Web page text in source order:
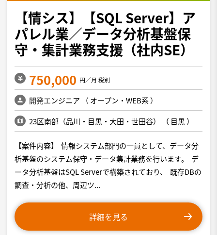
【情シス】【SQL Server】ア
パレル業／データ分析基盤保
守・集計業務支援（社内SE）
750,000 円／月 税別
開発エンジニア （ オープン・WEB系）
23区南部（品川・目黒・大田・世田谷） （ 目黒）
【案件内容】 情報システム部門の一員として、データ分
析基盤のシステム保守・データ集計業務を行います。 デ
ータ分析基盤はSQL Serverで構築されており、 既存DBの
調査・分析の他、周辺ツ...
詳細を見る